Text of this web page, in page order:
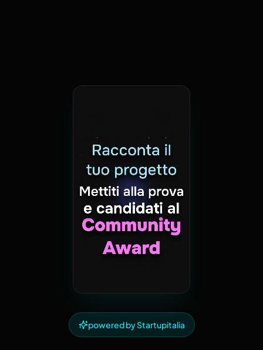
powered by Startupitalia